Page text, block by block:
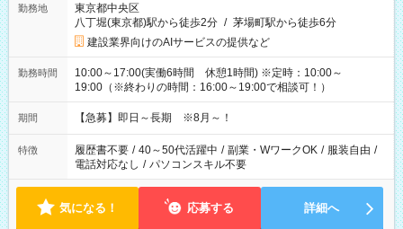
勤務地
東京都中央区
八丁堀(東京都)駅から徒歩2分 / 茅場町駅から徒歩6分
建設業界向けのAIサービスの提供など
勤務時間
10:00～17:00(実働6時間 休憩1時間) ※定時：10:00～
19:00（※終わりの時間：16:00～19:00で相談可！）
期間 【急募】即日～長期 ※8月～！
特徴 履歴書不要 / 40～50代活躍中 / 副業・WワークOK / 服装自由 /
電話対応なし / パソコンスキル不要
気になる！ 応募する 詳細へ